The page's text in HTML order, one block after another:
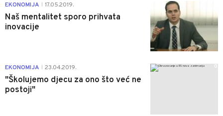
EKONOMIJA 17.05.2019.
Naš mentalitet sporo prihvata
inovacije
EKONOMIJA 23.04.2019.
"Školujemo djecu za ono što već ne
postoji"
0